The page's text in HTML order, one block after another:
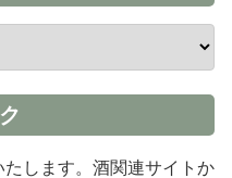
します。酒関連サイトか